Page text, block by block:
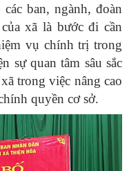
ban, ngành, đoàn
xã là bước đi cần
vụ chính trị trong
sự quan tâm sâu sắc
trong việc nâng cao
quyền cơ sở.